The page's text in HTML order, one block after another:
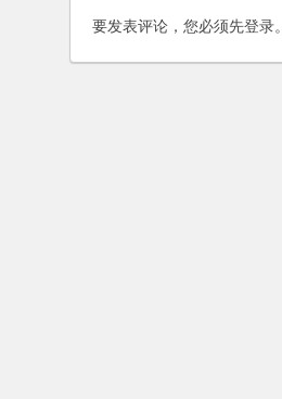
要发表评论，您必须先登录。